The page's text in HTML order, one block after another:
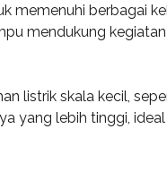
berbagai
mendukung
listrik skala kecil,
yang lebih tinggi,